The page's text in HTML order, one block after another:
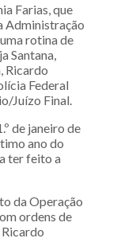
Farias, que
Administração
rotina de
Santana,
Ricardo
Federal
Juízo Final.
de janeiro de
ano do
ter feito a
da Operação
ordens de